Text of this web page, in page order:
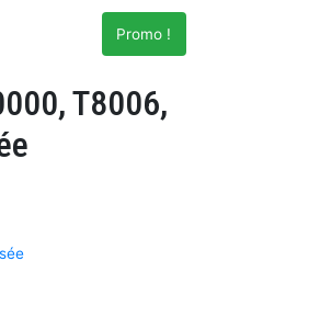
Promo !
T8006,